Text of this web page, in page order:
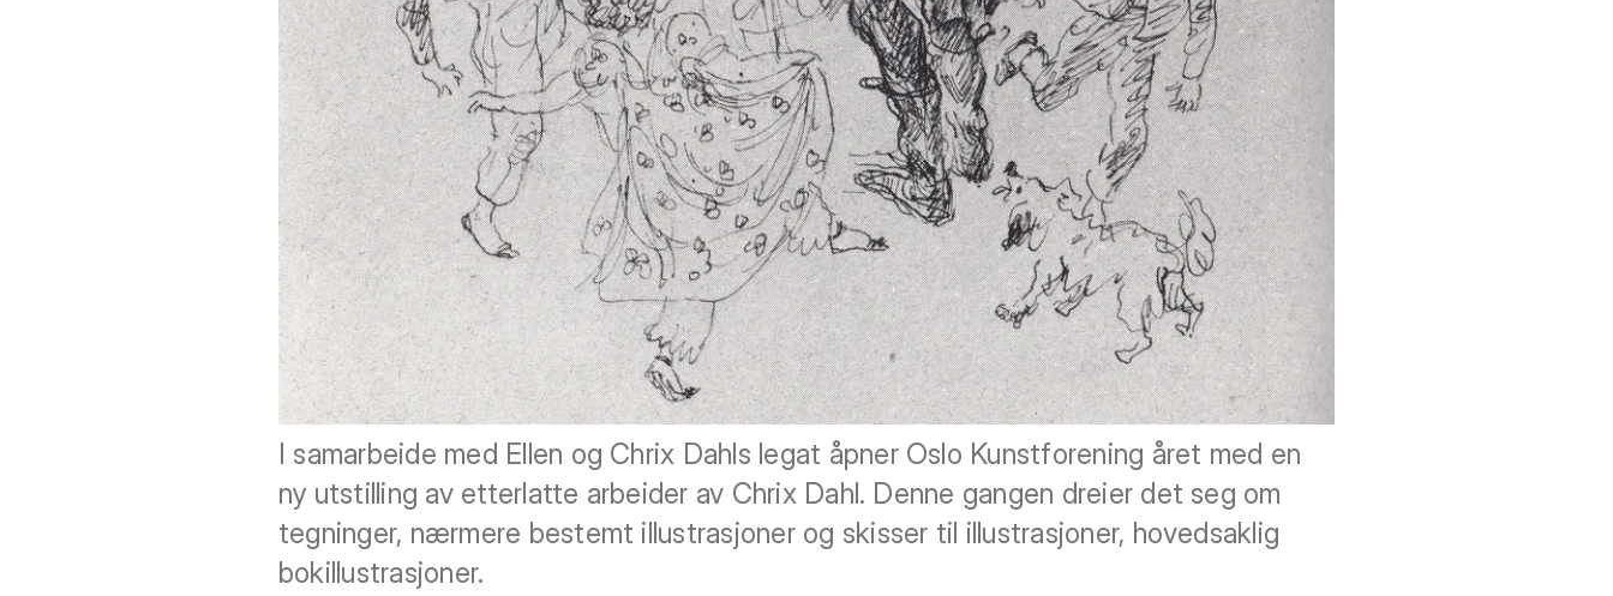
I samarbeide med Ellen og Chrix Dahls legat åpner Oslo Kunstforening året med en
ny utstilling av etterlatte arbeider av Chrix Dahl. Denne gangen dreier det seg om
tegninger, nærmere bestemt illustrasjoner og skisser til illustrasjoner, hovedsaklig
bokillustrasjoner.